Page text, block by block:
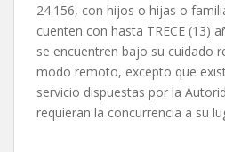
24.156, con hijos o hijas o
cuenten con hasta TRECE (13)
se encuentren bajo su cuidado
modo remoto, excepto que
servicio dispuestas por la
requieran la concurrencia a su